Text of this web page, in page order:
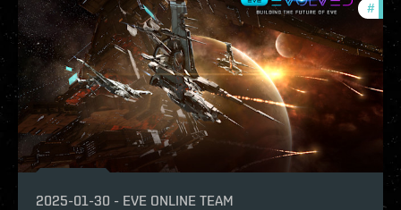
#
2025-01-30 - EVE ONLINE TEAM